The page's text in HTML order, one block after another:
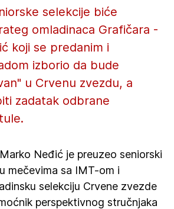
selekcije biće
omladinaca Grafičara -
koji se predanim i
izborio da bude
u Crvenu zvezdu, a
zadatak odbrane
Neđić je preuzeo seniorski
mečevima sa IMT-om i
selekciju Crvene zvezde
perspektivnog stručnjaka